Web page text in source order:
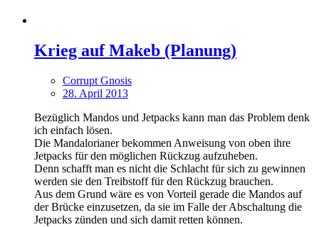
Krieg auf Makeb (Planung)
Corrupt Gnosis
28. April 2013
Bezüglich Mandos und Jetpacks kann man das Problem denk
ich einfach lösen.
Die Mandalorianer bekommen Anweisung von oben ihre
Jetpacks für den möglichen Rückzug aufzuheben.
Denn schafft man es nicht die Schlacht für sich zu gewinnen
werden sie den Treibstoff für den Rückzug brauchen.
Aus dem Grund wäre es von Vorteil gerade die Mandos auf
der Brücke einzusetzen, da sie im Falle der Abschaltung die
Jetpacks zünden und sich damit retten können.